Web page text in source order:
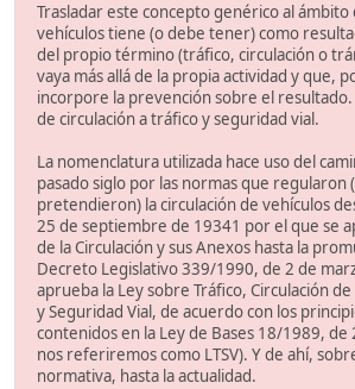
Trasladar este concepto genérico al
vehículos tiene (o debe tener) como
del propio término (tráfico, circulación o
vaya más allá de la propia actividad y que,
incorpore la prevención sobre el resultado.
de circulación a tráfico y seguridad vial.
La nomenclatura utilizada hace uso del
pasado siglo por las normas que regularon
pretendieron) la circulación de vehículos
25 de septiembre de 19341 por el que se
de la Circulación y sus Anexos hasta la
Decreto Legislativo 339/1990, de 2 de
aprueba la Ley sobre Tráfico, Circulación
y Seguridad Vial, de acuerdo con los
contenidos en la Ley de Bases 18/1989, de
nos referiremos como LTSV). Y de ahí,
normativa, hasta la actualidad.